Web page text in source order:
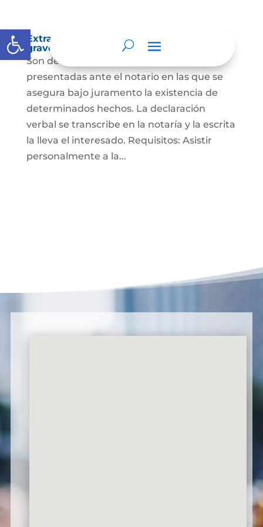
Abrir barra de herramientas
Extra-proceso o declaración bajo la
gravedad de juramento
Son declaraciones verbales o escritas
presentadas ante el notario en las que se
asegura bajo juramento la existencia de
determinados hechos. La declaración
verbal se transcribe en la notaría y la escrita
la lleva el interesado. Requisitos: Asistir
personalmente a la...